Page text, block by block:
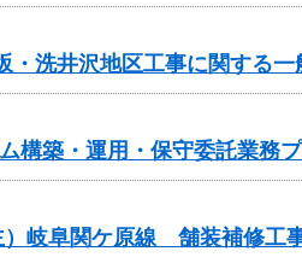
洗井沢地区工事に関する一
構築・運用・保守委託業務
岐阜関ケ原線 舗装補修工